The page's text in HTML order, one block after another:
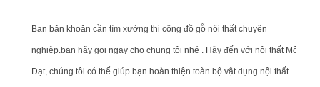
Bạn băn khoăn cần tìm xưởng thi công đồ gỗ nội thất chuyên
nghiệp.bạn hãy gọi ngay cho chung tôi nhé . Hãy đến với nội thất Mộc
Đạt, chúng tôi có thể giúp bạn hoàn thiện toàn bộ vật dụng nội thất